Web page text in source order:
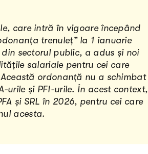
care intră în vigoare începând
trenuleț” la 1 ianuarie
sectorul public, a adus și noi
salariale pentru cei care
ordonanță nu a schimbat
urile și PFI-urile. În acest context,
și SRL în 2026, pentru cei care
acesta.